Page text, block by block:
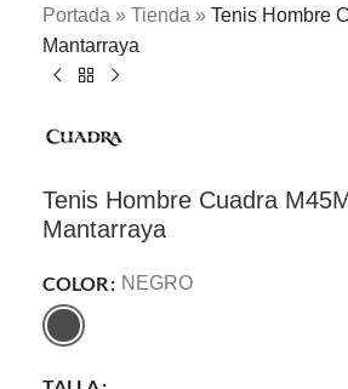
Portada » Tienda » Tenis Hombre
Mantarraya
Tenis Hombre Cuadra
Mantarraya
COLOR NEGRO